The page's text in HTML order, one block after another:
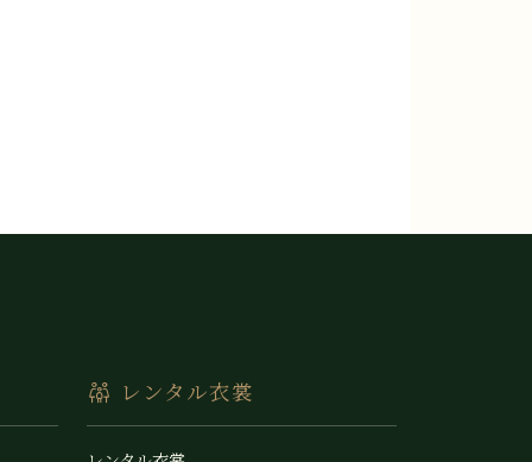
レンタル衣裳